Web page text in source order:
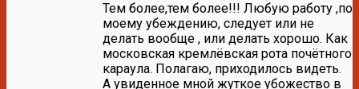
Тем более,тем более!!! Любую работу ,по
моему убеждению, следует или не
делать вообще , или делать хорошо. Как
московская кремлёвская рота почётного
караула. Полагаю, приходилось видеть.
А увиденное мной жуткое убожество в